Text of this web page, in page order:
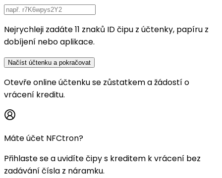
Nejrychleji zadáte 11 znaků ID čipu z účtenky, papíru z
dobíjení nebo aplikace.
Načíst účtenku a pokračovat
Otevře online účtenku se zůstatkem a žádostí o
vrácení kreditu.
Máte účet NFCtron?
Přihlaste se a uvidíte čipy s kreditem k vrácení bez
zadávání čísla z náramku.